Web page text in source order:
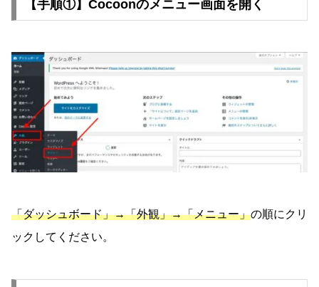
【手順①】Cocoonのメニュー画面を開く
「ダッシュボード」→「外観」→「メニュー」の順にクリ
ックしてください。